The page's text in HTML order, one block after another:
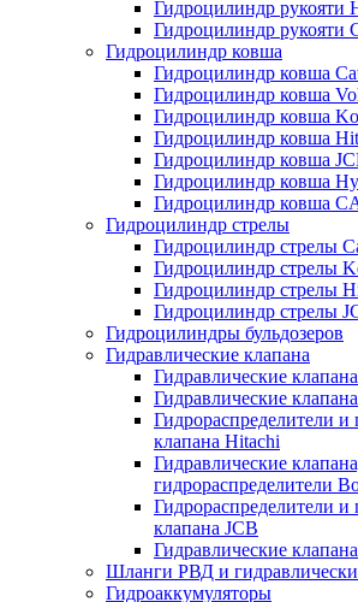
Гидроцилиндр рукояти
Гидроцилиндр рукояти
Гидроцилиндр ковша
Гидроцилиндр ковша
Гидроцилиндр ковша
Гидроцилиндр ковша
Гидроцилиндр ковша
Гидроцилиндр ковша
Гидроцилиндр ковша
Гидроцилиндр ковша
Гидроцилиндр стрелы
Гидроцилиндр стрелы
Гидроцилиндр стрелы
Гидроцилиндр стрелы
Гидроцилиндр стрелы
Гидроцилиндры бульдозеров
Гидравлические клапана
Гидравлические
Гидравлические
Гидрораспределители и
клапана Hitachi
Гидравлические
гидрораспределители
Гидрораспределители и
клапана JCB
Гидравлические
Шланги РВД и
Гидроаккумуляторы